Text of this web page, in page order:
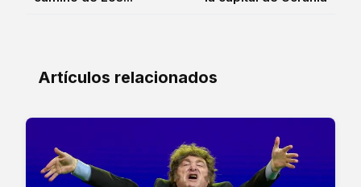
Artículos relacionados